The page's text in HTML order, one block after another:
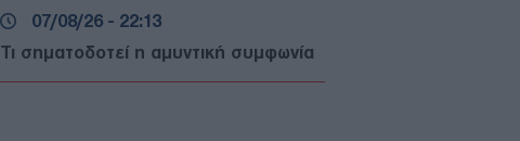
07/08/26 - 22:13
Τι σηματοδοτεί η αμυντική συμφωνία